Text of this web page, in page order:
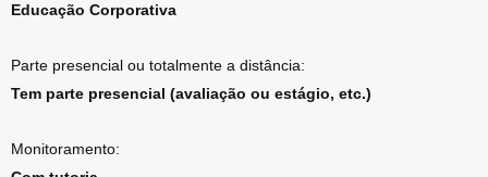
Educação Corporativa
Parte presencial ou totalmente a distância:
Tem parte presencial (avaliação ou estágio, etc.)
Monitoramento: